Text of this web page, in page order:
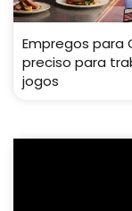
Empregos para
preciso para
jogos